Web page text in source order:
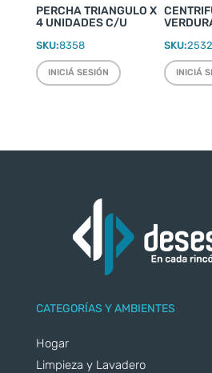
PERCHA TRIANGULO X
4 UNIDADES C/U
SKU:8358
INICIÁ SESIÓN
SKU:2532
INICIÁ
CATEGORÍAS Y AMBIENTES
Hogar
Limpieza y Lavadero